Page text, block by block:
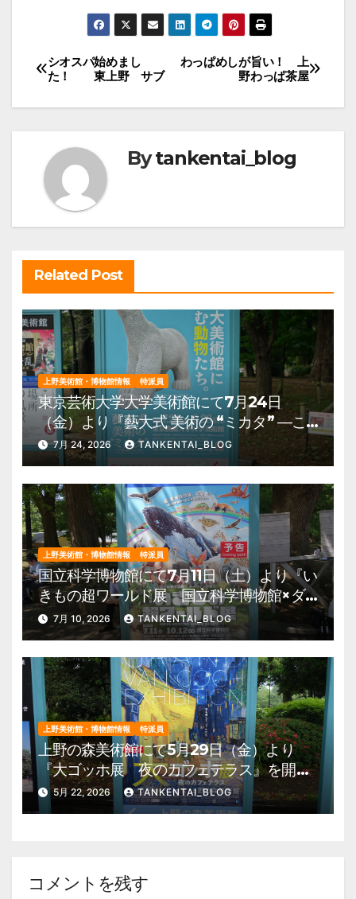
投
稿
ナ
ゲ
ー
シ
ョ
ン
わっぱめしが旨い！ 上
野わっぱ茶屋
シオスパ始めまし
た！ 東上野 サブ
Bytankentai_blog
Related Post
上野美術館・博物館情報 特派員
東京芸術大学大学美術館にて7月24日
（金）より『藝大式 美術の “ミカタ” ―こ
の夏、藝大生になる―』を開催。 上野公
園 美術館・博物館 混雑情報他
7月 24, 2026 TANKENTAI_BLOG
上野美術館・博物館情報 特派員
国立科学博物館にて7月11日（土）より『い
きもの超ワールド展 国立科学博物館×ダ
ーウィンが来た！』を開催。 上野公園
美術館・博物館 混雑情報他
7月 10, 2026 TANKENTAI_BLOG
上野美術館・博物館情報 特派員
上野の森美術館にて5月29日（金）より
『大ゴッホ展 夜のカフェテラス』を開
催。 上野公園 美術館・博物館 混雑情
報他
5月 22, 2026 TANKENTAI_BLOG
コメントを残す